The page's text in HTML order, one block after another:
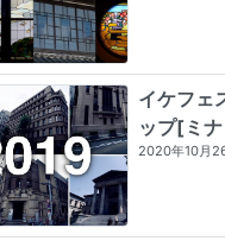
東京店構え マテウシュ・ウルバノヴ
ィチ作品集
★★★★★5 (84)
イケフェ
ップ[ミ
2020年10月